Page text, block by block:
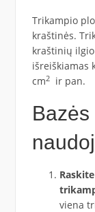
Trikampio
kraštinės.
kraštinių
išreiškiamas
cm2ir pan.
viena